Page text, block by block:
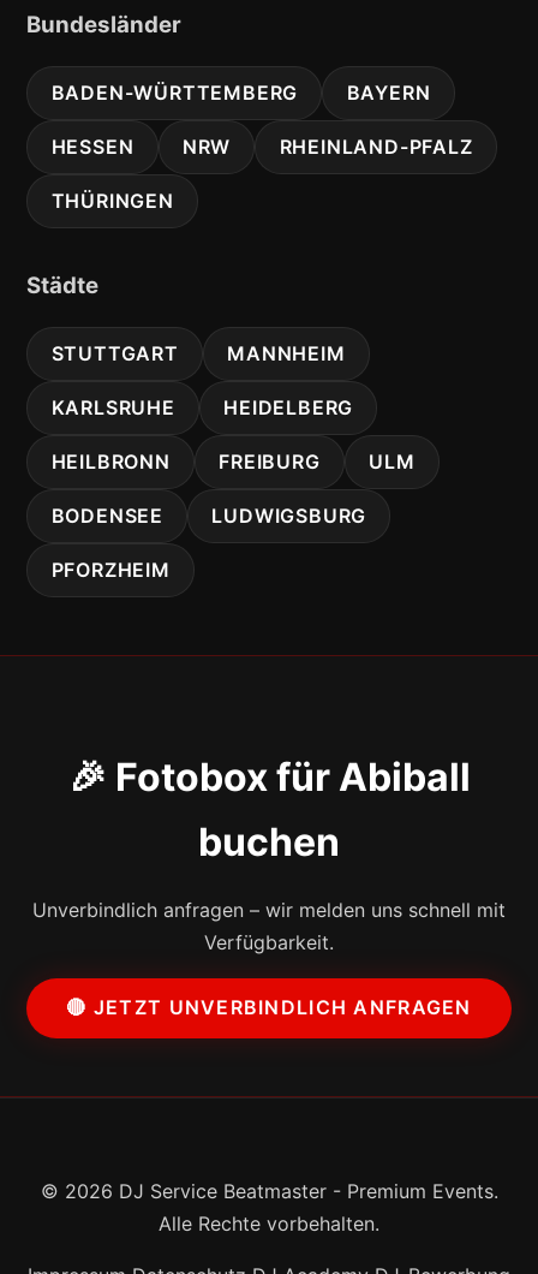
Bundesländer
BADEN-WÜRTTEMBERG BAYERN
HESSEN NRW RHEINLAND-PFALZ
THÜRINGEN
Städte
STUTTGART MANNHEIM
KARLSRUHE HEIDELBERG
HEILBRONN FREIBURG ULM
BODENSEE LUDWIGSBURG
PFORZHEIM
🎉 Fotobox für Abiball
buchen
Unverbindlich anfragen – wir melden uns schnell mit
Verfügbarkeit.
🔴 JETZT UNVERBINDLICH ANFRAGEN
© 2026 DJ Service Beatmaster - Premium Events.
Alle Rechte vorbehalten.